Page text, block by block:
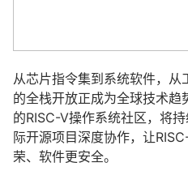
从芯片指令集到系统软件，从
的全栈开放正成为全球技术
的RISC-V操作系统社区，将
际开源项目深度协作，让
荣、软件更安全。